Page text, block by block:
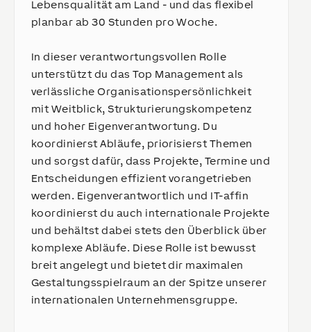
Lebensqualität am Land - und das flexibel
planbar ab 30 Stunden pro Woche.
In dieser verantwortungsvollen Rolle
unterstützt du das Top Management als
verlässliche Organisationspersönlichkeit
mit Weitblick, Strukturierungskompetenz
und hoher Eigenverantwortung. Du
koordinierst Abläufe, priorisierst Themen
und sorgst dafür, dass Projekte, Termine und
Entscheidungen effizient vorangetrieben
werden. Eigenverantwortlich und IT-affin
koordinierst du auch internationale Projekte
und behältst dabei stets den Überblick über
komplexe Abläufe. Diese Rolle ist bewusst
breit angelegt und bietet dir maximalen
Gestaltungsspielraum an der Spitze unserer
internationalen Unternehmensgruppe.